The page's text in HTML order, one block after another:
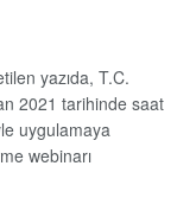
yazıda, T.C.
2021 tarihinde saat
uygulamaya
webinarı